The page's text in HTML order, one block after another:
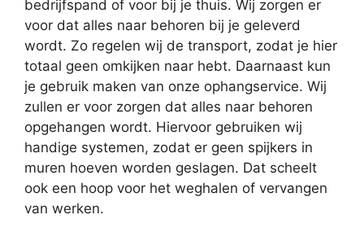
bedrijfspand of voor bij je thuis. Wij zorgen er
voor dat alles naar behoren bij je geleverd
wordt. Zo regelen wij de transport, zodat je hier
totaal geen omkijken naar hebt. Daarnaast kun
je gebruik maken van onze ophangservice. Wij
zullen er voor zorgen dat alles naar behoren
opgehangen wordt. Hiervoor gebruiken wij
handige systemen, zodat er geen spijkers in
muren hoeven worden geslagen. Dat scheelt
ook een hoop voor het weghalen of vervangen
van werken.